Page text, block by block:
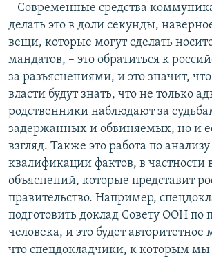
– Современные средства
делать это в доли секунды,
вещи, которые могут сделать
мандатов, – это обратиться к
за разъяснениями, и это значит,
власти будут знать, что не только
родственники наблюдают за
задержанных и обвиняемых, но и
взгляд. Также это работа по
квалификации фактов, в частности
объяснений, которые представит
правительство. Например,
подготовить доклад Совету ООН по
человека, и это будет
что спецдокладчики, к которым мы